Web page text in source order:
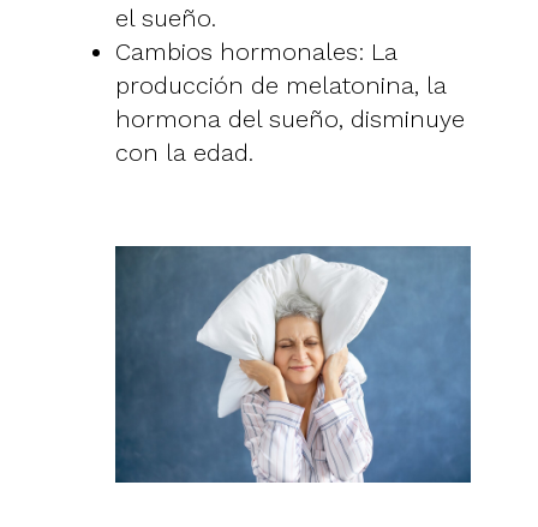
el sueño.
Cambios hormonales: La
producción de melatonina, la
hormona del sueño, disminuye
con la edad.